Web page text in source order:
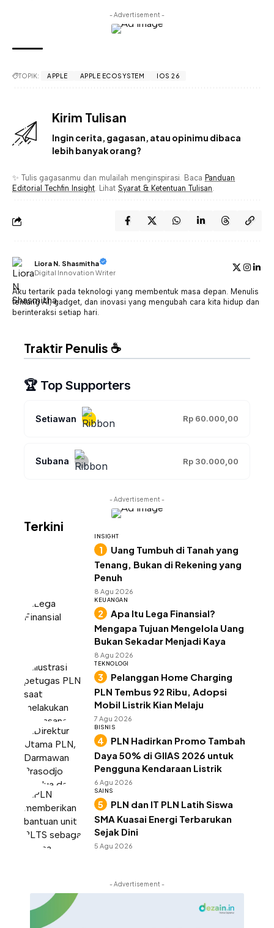
- Advertisement -
TOPIK: APPLE APPLE ECOSYSTEM IOS 26
Kirim Tulisan
Ingin cerita, gagasan, atau opinimu dibaca
lebih banyak orang?
✨ Tulis gagasanmu dan mulailah menginspirasi. Baca Panduan
Editorial Techfin Insight. Lihat Syarat & Ketentuan Tulisan.
Liora N. Shasmitha
Digital Innovation Writer
Aku tertarik pada teknologi yang membentuk masa depan. Menulis
tentang AI, gadget, dan inovasi yang mengubah cara kita hidup dan
berinteraksi setiap hari.
Traktir Penulis ☕
🏆 Top Supporters
Setiawan Rp 60.000,00
Subana Rp 30.000,00
- Advertisement -
Terkini
INSIGHT
Uang Tumbuh di Tanah yang
Tenang, Bukan di Rekening yang
Penuh
8 Agu 2026
KEUANGAN
Apa Itu Lega Finansial?
Mengapa Tujuan Mengelola Uang
Bukan Sekadar Menjadi Kaya
8 Agu 2026
TEKNOLOGI
Pelanggan Home Charging
PLN Tembus 92 Ribu, Adopsi
Mobil Listrik Kian Melaju
7 Agu 2026
BISNIS
PLN Hadirkan Promo Tambah
Daya 50% di GIIAS 2026 untuk
Pengguna Kendaraan Listrik
6 Agu 2026
SAINS
PLN dan IT PLN Latih Siswa
SMA Kuasai Energi Terbarukan
Sejak Dini
5 Agu 2026
- Advertisement -